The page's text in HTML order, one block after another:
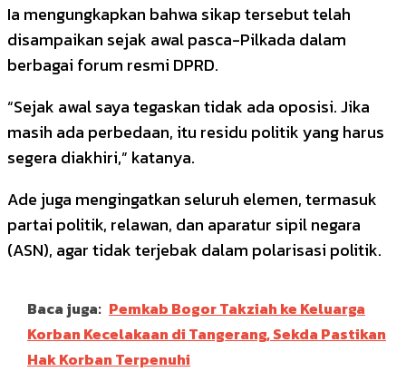
Ia mengungkapkan bahwa sikap tersebut telah
disampaikan sejak awal pasca-Pilkada dalam
berbagai forum resmi DPRD.
“Sejak awal saya tegaskan tidak ada oposisi. Jika
masih ada perbedaan, itu residu politik yang harus
segera diakhiri,” katanya.
Ade juga mengingatkan seluruh elemen, termasuk
partai politik, relawan, dan aparatur sipil negara
(ASN), agar tidak terjebak dalam polarisasi politik.
Baca juga: Pemkab Bogor Takziah ke Keluarga
Korban Kecelakaan di Tangerang, Sekda Pastikan
Hak Korban Terpenuhi